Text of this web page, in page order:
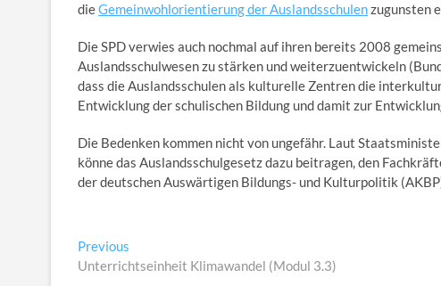
dieGemeinwohlorientierung der Auslandsschulenzugunsten
Die SPD verwies auch nochmal auf ihren bereits 2008
Auslandsschulwesen zu stärken und weiterzuentwickeln
dass die Auslandsschulen als kulturelle Zentren die
Entwicklung der schulischen Bildung und damit zur
Die Bedenken kommen nicht von ungefähr. Laut
könne das Auslandsschulgesetz dazu beitragen, den
der deutschen Auswärtigen Bildungs- und Kulturpolitik
Beitragsnavigation
Previous
post:
Unterrichtseinheit Klimawandel (Modul 3.3)